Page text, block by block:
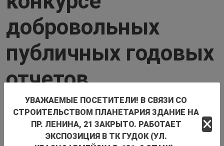
добровольных
публичных годовых
отчетов
некоммерческих
организаций "Точка
УВАЖАЕМЫЕ ПОСЕТИТЕЛИ! В СВЯЗИ СО
СТРОИТЕЛЬСТВОМ ПЛАНЕТАРИЯ ЗДАНИЕ НА
ПР. ЛЕНИНА, 21 ЗАКРЫТО. РАБОТАЕТ
ЭКСПОЗИЦИЯ В ТК ГУДОК (УЛ.